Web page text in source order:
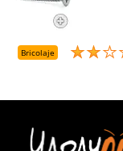
Bricolaje